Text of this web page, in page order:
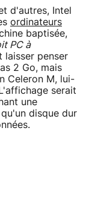
d'autres, Intel
ordinateurs
baptisée,
PC à
laisser penser
2 Go, mais
Celeron M, lui-
serait
une
disque dur